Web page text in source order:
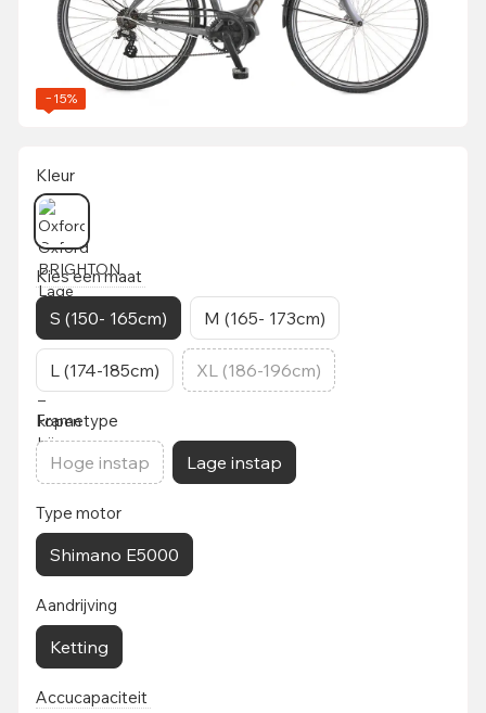
−15%
Kleur
Kies een maat
S (150- 165cm) M (165- 173cm)
L (174-185cm) XL (186-196cm)
Frametype
Hoge instap Lage instap
Type motor
Shimano E5000
Aandrijving
Ketting
Accucapaciteit